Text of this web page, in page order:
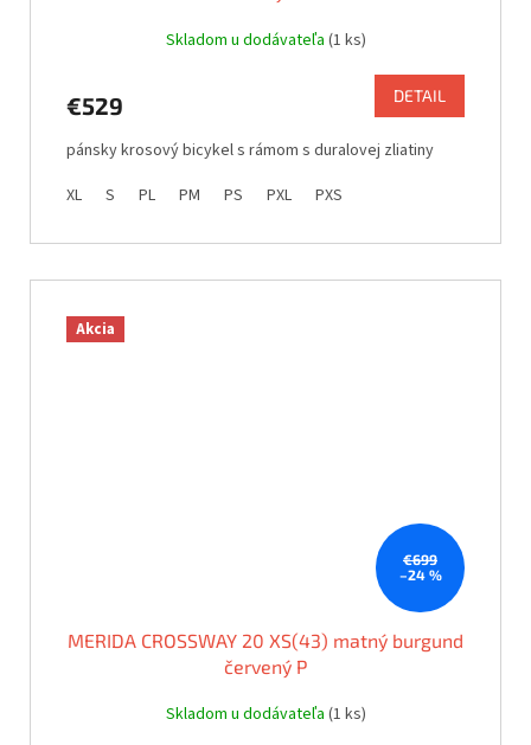
Skladom u dodávateľa (1 ks)
€529 DETAIL
pánsky krosový bicykel s rámom s duralovej zliatiny
XL
S PL PM PS PXL PXS
Akcia
€699
–24 %
MERIDA CROSSWAY 20 XS(43) matný burgund
červený P
Skladom u dodávateľa (1 ks)